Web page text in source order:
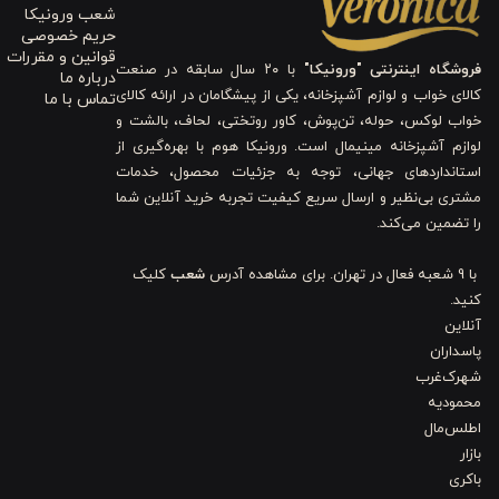
جنس این قاشق‌ها از استیل ضدزنگ است. این ماده بسیار مقاوم در
حرارت مقاوم است و باعث می‌شود ظاهر براق و زیبای آن برای مدت زمان
ابعاد (قطر/ ارتفاع)
کوچک و هم در ظرف‌های بزرگ به راحتی کار کنید. این ابعاد باعث شده
این قاشق‌ها دارای وزن متوسط و خوش‌دست هستند. طراحی ارگونومیک
این قاشق‌ها ضد لک و در برابر خط و خش مقاوم هستند. ساختار
ماشین ظرفشویی را دارد که فرآیند نظافت را بسیار ساده و سریع می‌کند.
کرده است.
کاربردهای قاشق مربا و ترشی خوری استیل ورونیکا بسته 2 عددی 13 سانت
فروشگاه اینترنتی "ورونیکا"
با ۲۰ سال سابقه در صنعت
کالای خواب و لوازم آشپزخانه، یکی از پیشگامان در ارائه کالای
خواب لوکس، حوله، تن‌پوش، کاور روتختی، لحاف، بالشت و
لوازم آشپزخانه مینیمال است. ورونیکا هوم با بهره‌گیری از
استانداردهای جهانی، توجه به جزئیات محصول، خدمات
مشتری بی‌نظیر و ارسال سریع کیفیت تجربه خرید آنلاین شما
را تضمین می‌کند.
با 9 شعبه فعال در تهران. برای مشاهده آدرس شعب کلیک
کنید.
آنلاین
پاسداران
شهرک‌غرب
محمودیه
اطلس‌مال
بازار
باکری
شعب ورونیکا
حریم خصوصی
قوانین و مقررات
درباره ما
تماس با ما